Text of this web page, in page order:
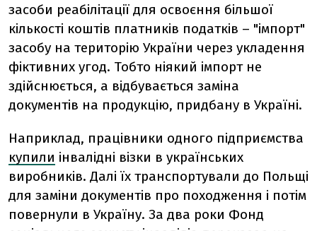
засоби реабілітації для освоєння більшої
кількості коштів платників податків – "імпорт"
засобу на територію України через укладення
фіктивних угод. Тобто ніякий імпорт не
здійснюється, а відбувається заміна
документів на продукцію, придбану в Україні.
Наприклад, працівники одного підприємства
купили інвалідні візки в українських
виробників. Далі їх транспортували до Польщі
для заміни документів про походження і потім
повернули в Україну. За два роки Фонд